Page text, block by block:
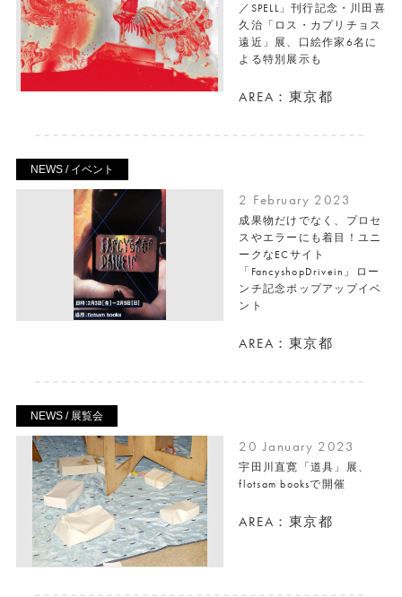
／SPELL」刊行記念・川田喜
久治「ロス・カプリチョス
遠近」展、口絵作家6名に
よる特別展示も
AREA：東京都
NEWS / イベント
2 February 2023
成果物だけでなく、プロセ
スやエラーにも着目！ユニ
ークなECサイト
「FancyshopDrivein」ロー
ンチ記念ポップアップイベ
ント
AREA：東京都
NEWS / 展覧会
20 January 2023
宇田川直寛「道具」展、
flotsam booksで開催
AREA：東京都